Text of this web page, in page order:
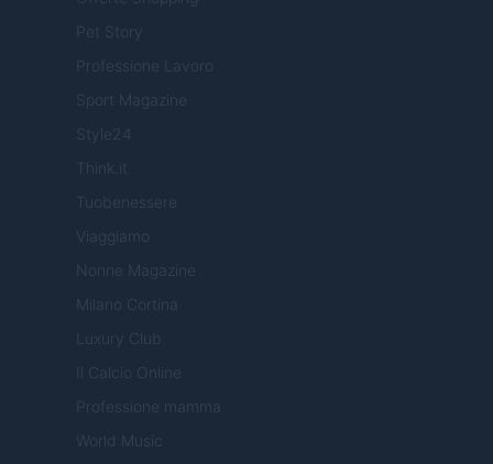
Pet Story
Professione Lavoro
Sport Magazine
Style24
Think.it
Tuobenessere
Viaggiamo
Nonne Magazine
Milano Cortina
Luxury Club
Il Calcio Online
Professione mamma
World Music